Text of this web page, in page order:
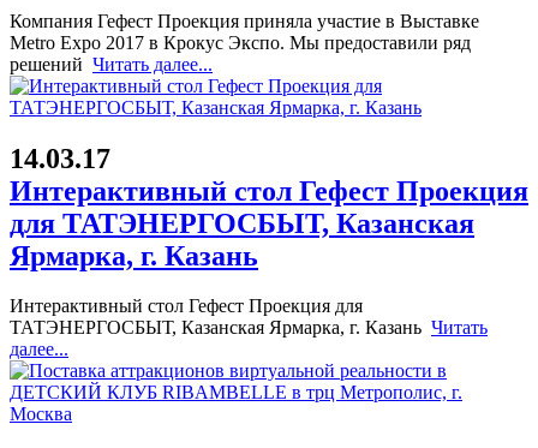
Компания Гефест Проекция приняла участие в Выставке
Metro Expo 2017 в Крокус Экспо. Мы предоставили ряд
решений Читать далее...
14.03.17
Интерактивный стол Гефест Проекция
для ТАТЭНЕРГОСБЫТ, Казанская
Ярмарка, г. Казань
Интерактивный стол Гефест Проекция для
ТАТЭНЕРГОСБЫТ, Казанская Ярмарка, г. Казань Читать
далее...